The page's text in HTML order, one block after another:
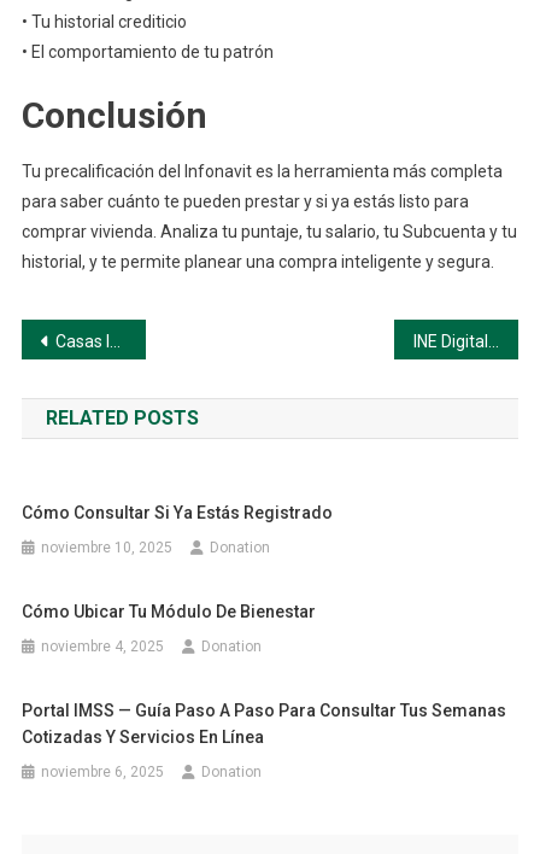
• Tu historial crediticio
• El comportamiento de tu patrón
Conclusión
Tu precalificación del Infonavit es la herramienta más completa
para saber cuánto te pueden prestar y si ya estás listo para
comprar vivienda. Analiza tu puntaje, tu salario, tu Subcuenta y tu
historial, y te permite planear una compra inteligente y segura.
Navegación
de
entradas
Casas Infonavit: Cómo encontrar casas aprobadas
RELATED POSTS
Cómo Consultar Si Ya Estás Registrado
noviembre 10, 2025 Donation
Cómo Ubicar Tu Módulo De Bienestar
noviembre 4, 2025 Donation
Portal IMSS — Guía Paso A Paso Para Consultar Tus Semanas
Cotizadas Y Servicios En Línea
noviembre 6, 2025 Donation